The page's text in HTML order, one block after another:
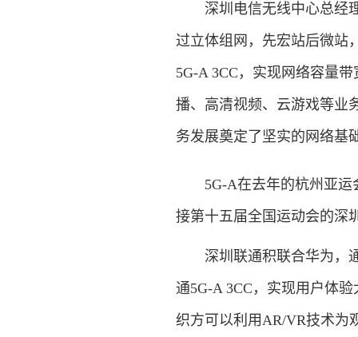
深圳电信无线中心总经理
过立体组网，先宏站后微站
5G-A 3CC，实现网络容量
播、高清视频、云游戏等业
务发展奠定了坚实的网络基
5G-A在去年的杭州亚运
接第十五届全国运动会的深
深圳联通积联合华为，通
通5G-A 3CC，实现用户体
织方可以利用AR/VR技术为